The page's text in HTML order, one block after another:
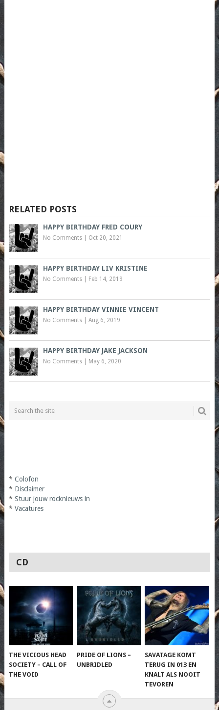
RELATED POSTS
HAPPY BIRTHDAY FRED COURY
No Comments| Oct 20, 2021
HAPPY BIRTHDAY LIV KRISTINE
No Comments| Feb 14, 2019
HAPPY BIRTHDAY VINNIE VINCENT
No Comments| Aug 6, 2019
HAPPY BIRTHDAY JAKE JACKSON
No Comments| May 6, 2020
* Colofon
* Disclaimer
* Stuur jouw rocknieuws in
* Vacatures
CD
THE VICIOUS HEAD
SOCIETY – CALL OF
THE VOID
PRIDE OF LIONS –
UNBRIDLED
SAVATAGE KOMT
TERUG IN 013 EN
KNALT ALS NOOIT
TEVOREN